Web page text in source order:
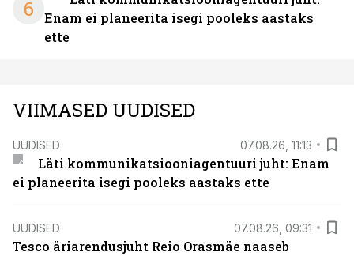
6
Enam ei planeerita isegi pooleks aastaks
ette
VIIMASED UUDISED
UUDISED 07.08.26, 11:13
Läti kommunikatsiooniagentuuri juht: Enam
ei planeerita isegi pooleks aastaks ette
UUDISED 07.08.26, 09:31
Tesco äriarendusjuht Reio Orasmäe naaseb